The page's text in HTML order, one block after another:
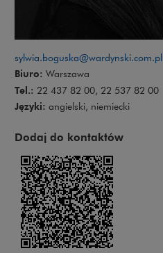
sylwia.boguska@wardynski.com.pl
Biuro: Warszawa
Tel.: 22 437 82 00, 22 537 82 00
Języki: angielski, niemiecki
Dodaj do kontaktów